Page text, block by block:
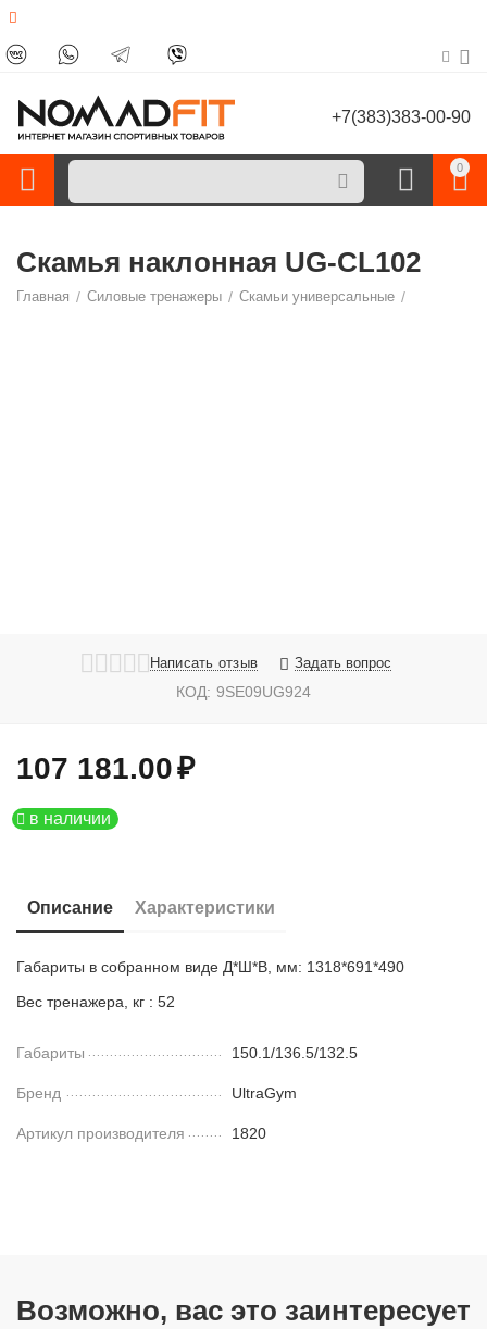
+7(383)383-00-90
0
Скамья наклонная UG-CL102
Главная / Силовые тренажеры / Скамьи универсальные /
Написать отзыв Задать вопрос
КОД: 9SE09UG924
107 181.00₽
в наличии
Описание Характеристики
Габариты в собранном виде Д*Ш*В, мм: 1318*691*490
Вес тренажера, кг : 52
Габариты 150.1/136.5/132.5
Бренд UltraGym
Артикул производителя 1820
Возможно, вас это заинтересует